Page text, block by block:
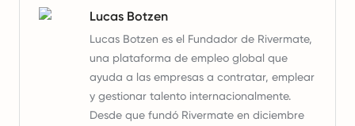
Lucas Botzen
Lucas Botzen es el Fundador de Rivermate,
una plataforma de empleo global que
ayuda a las empresas a contratar, emplear
y gestionar talento internacionalmente.
Desde que fundó Rivermate en diciembre